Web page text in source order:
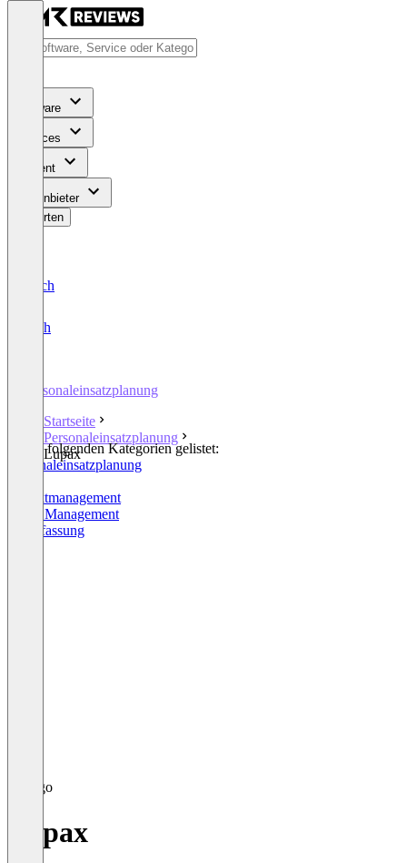
Software
Services
Content
Für Anbieter
Bewerten
Deutsch
English
Personaleinsatzplanung
Startseite
Personaleinsatzplanung
Lupax
In den folgenden Kategorien gelistet:
Personaleinsatzplanung
Projektmanagement
Event Management
Zeiterfassung
Lupax